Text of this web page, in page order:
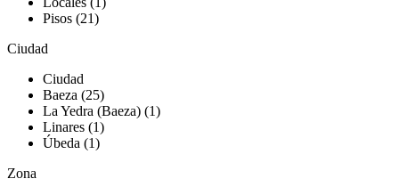
Pisos (21)
Ciudad
Ciudad
Baeza (25)
La Yedra (Baeza) (1)
Linares (1)
Úbeda (1)
Zona